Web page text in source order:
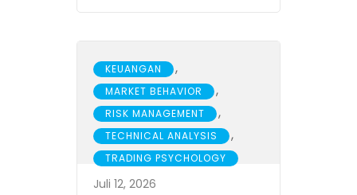
KEUANGAN ,
MARKET BEHAVIOR ,
RISK MANAGEMENT ,
TECHNICAL ANALYSIS ,
TRADING PSYCHOLOGY
Juli 12, 2026